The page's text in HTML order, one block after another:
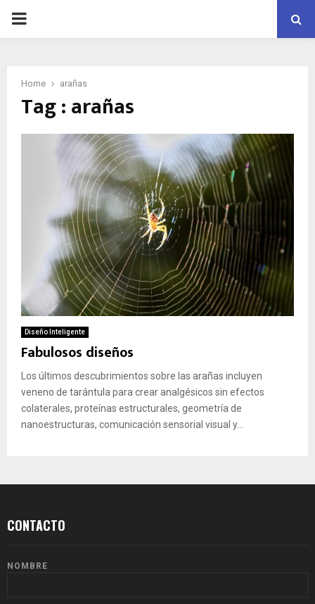
PRIMARY
Home arañas
Tag : arañas
Diseño Inteligente
Fabulosos diseños
Los últimos descubrimientos sobre las arañas incluyen
veneno de tarántula para crear analgésicos sin efectos
colaterales, proteínas estructurales, geometría de
nanoestructuras, comunicación sensorial visual y...
CONTACTO
NOMBRE